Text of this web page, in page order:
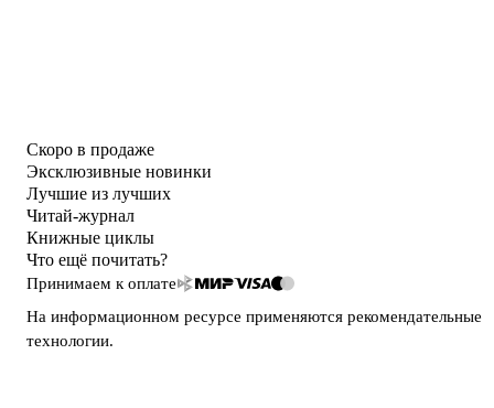
Скоро в продаже
Эксклюзивные новинки
Лучшие из лучших
Читай-журнал
Книжные циклы
Что ещё почитать?
Принимаем к оплате
На информационном ресурсе применяются рекомендательные
технологии.